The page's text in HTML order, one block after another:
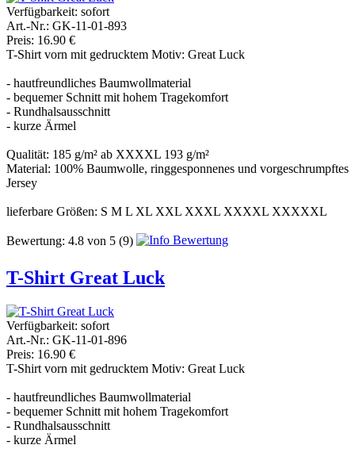
Verfügbarkeit: sofort
Art.-Nr.: GK-11-01-893
Preis: 16.90 €
T-Shirt vorn mit gedrucktem Motiv: Great Luck
- hautfreundliches Baumwollmaterial
- bequemer Schnitt mit hohem Tragekomfort
- Rundhalsausschnitt
- kurze Ärmel
Qualität: 185 g/m² ab XXXXL 193 g/m²
Material: 100% Baumwolle, ringgesponnenes und vorgeschrumpftes
Jersey
lieferbare Größen: S M L XL XXL XXXL XXXXL XXXXXL
Bewertung: 4.8 von 5 (9)
T-Shirt Great Luck
Verfügbarkeit: sofort
Art.-Nr.: GK-11-01-896
Preis: 16.90 €
T-Shirt vorn mit gedrucktem Motiv: Great Luck
- hautfreundliches Baumwollmaterial
- bequemer Schnitt mit hohem Tragekomfort
- Rundhalsausschnitt
- kurze Ärmel